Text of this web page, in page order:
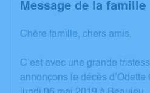
Message de la famille
Chère famille, chers amis,
C’est avec une grande
annonçons le décès